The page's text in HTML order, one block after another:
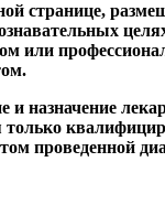
странице,
или
и назначение
только
проведенной